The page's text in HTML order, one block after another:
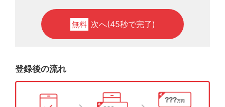
無料 次へ(45秒で完了)
登録後の流れ